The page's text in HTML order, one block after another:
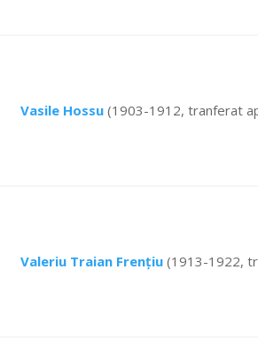
Vasile Hossu (1903-1912, tranferat
Valeriu Traian Frenţiu (1913-1922,